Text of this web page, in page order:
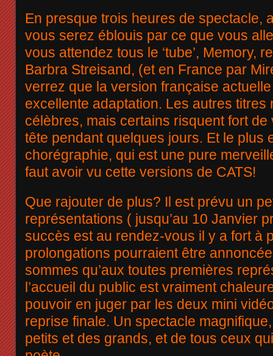
En presque trois heures de spectacle,
vous serez éblouis par ce que vous
vous attendez tous le ‘tube’, Memory,
Barbra Streisand, (et en France par
verrez que la version française
excellente adaptation. Les autres titres
célèbres, mais certains risquent fort
tête pendant quelques jours. Et le plus
chorégraphie, qui est une pure
faut avoir vu cette versions de CATS!
Que rajouter de plus? Il est prévu un
représentations ( jusqu’au 10 Janvier
succès est au rendez-vous il y a fort à
prolongations pourraient être
sommes qu’aux toutes premières
l’accueil du public est vraiment
pouvoir en juger par les deux mini
reprise finale. Un spectacle
petits et des grands, et de tous ceux